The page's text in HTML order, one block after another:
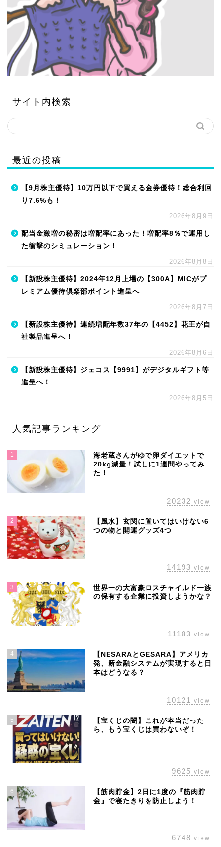
サイト内検索
最近の投稿
【9月株主優待】10万円以下で買える金券優待！総合利回
り7.6%も！
2026年8月9日
配当金激増の秘密は増配率にあった！増配率8％で運用し
た衝撃のシミュレーション！
2026年8月8日
【新設株主優待】2024年12月上場の【300A】MICがプ
レミアム優待倶楽部ポイント進呈へ
2026年8月7日
【新設株主優待】連続増配年数37年の【4452】花王が自
社製品進呈へ！
2026年8月6日
【新設株主優待】ジェコス【9991】がデジタルギフト等
進呈へ！
2026年8月5日
人気記事ランキング
1
海老蔵さんがゆで卵ダイエットで
20kg減量！試しに1週間やってみ
た！
20232 view
2
【風水】玄関に置いてはいけない6
つの物と開運グッズ4つ
14193 view
3
世界一の大富豪ロスチャイルド一族
の保有する企業に投資しようかな？
11183 view
4
【NESARAとGESARA】アメリカ
発、新金融システムが実現すると日
本はどうなる？
10121 view
5
【宝くじの闇】これが本当だった
ら、もう宝くじは買わないぞ！
9625 view
6
【筋肉貯金】2日に1度の『筋肉貯
金』で寝たきりを防止しよう！
6748 view
ホーム
配当金